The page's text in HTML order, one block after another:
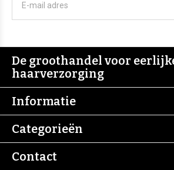
De groothandel voor
haarverzorging
Informatie
Categorieën
Contact